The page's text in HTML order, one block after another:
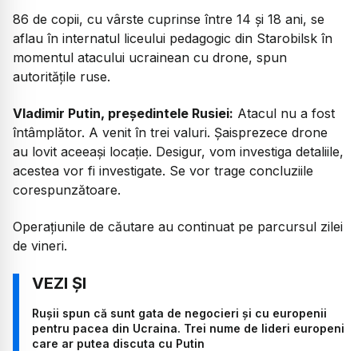
86 de copii, cu vârste cuprinse între 14 și 18 ani, se
aflau în internatul liceului pedagogic din Starobilsk în
momentul atacului ucrainean cu drone, spun
autoritățile ruse.
Vladimir Putin, președintele Rusiei: Atacul nu a fost
întâmplător. A venit în trei valuri. Șaisprezece drone
au lovit aceeași locație. Desigur, vom investiga detaliile,
acestea vor fi investigate. Se vor trage concluziile
corespunzătoare.
Operațiunile de căutare au continuat pe parcursul zilei
de vineri.
Rușii spun că sunt gata de negocieri și cu europenii
pentru pacea din Ucraina. Trei nume de lideri europeni
care ar putea discuta cu Putin